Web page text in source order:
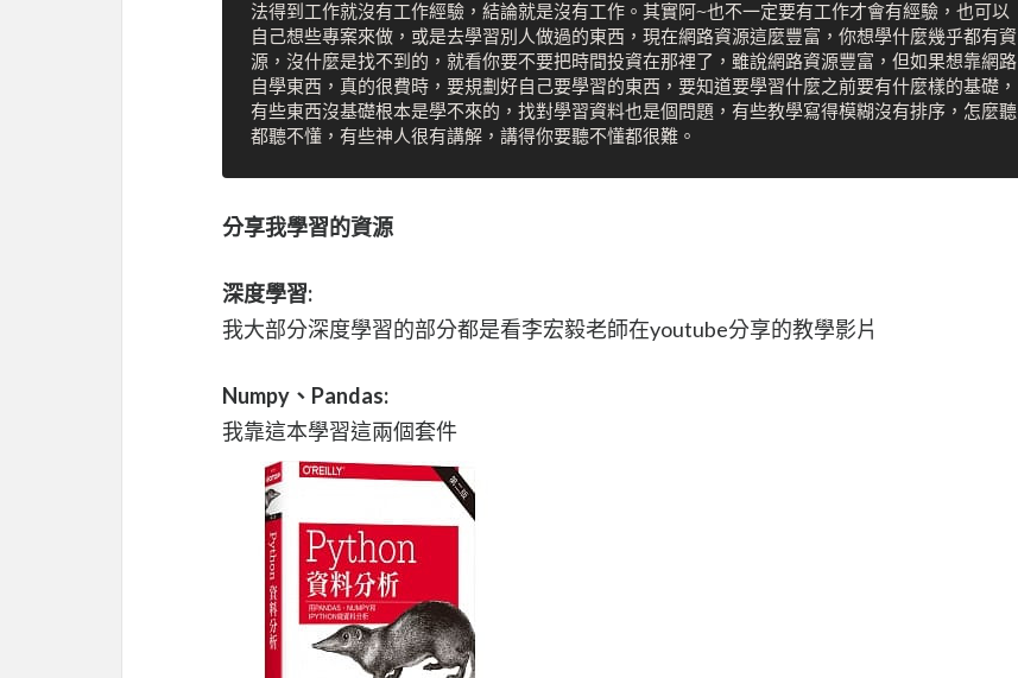
法得到工作就沒有工作經驗，結論就是沒有工作。其實阿~也不一定要有工作才會有經驗，也可以
自己想些專案來做，或是去學習別人做過的東西，現在網路資源這麼豐富，你想學什麼幾乎都有資
源，沒什麼是找不到的，就看你要不要把時間投資在那裡了，雖說網路資源豐富，但如果想靠網路
自學東西，真的很費時，要規劃好自己要學習的東西，要知道要學習什麼之前要有什麼樣的基礎，
有些東西沒基礎根本是學不來的，找對學習資料也是個問題，有些教學寫得模糊沒有排序，怎麼聽
分享我學習的資源
深度學習:
我大部分深度學習的部分都是看李宏毅老師在youtube分享的教學影片
Numpy、Pandas:
我靠這本學習這兩個套件